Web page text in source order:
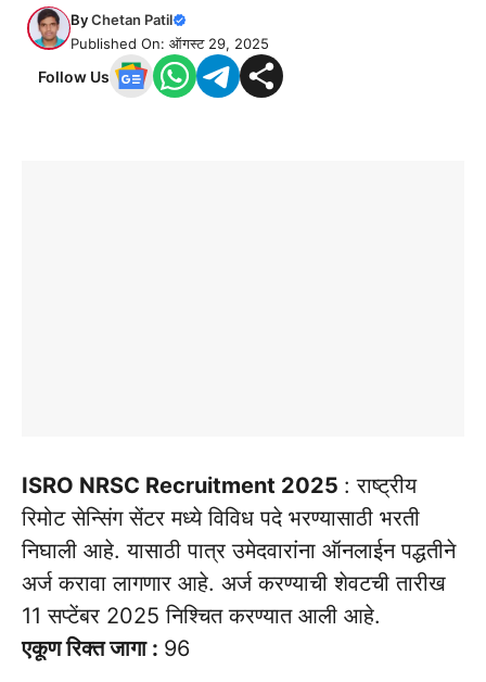
ByChetan Patil
Published On: ऑगस्ट 29, 2025
Follow Us
ISRO NRSC Recruitment 2025 : राष्ट्रीय
रिमोट सेन्सिंग सेंटर मध्ये विविध पदे भरण्यासाठी भरती
निघाली आहे. यासाठी पात्र उमेदवारांना ऑनलाईन पद्धतीने
अर्ज करावा लागणार आहे. अर्ज करण्याची शेवटची तारीख
11 सप्टेंबर 2025 निश्चित करण्यात आली आहे.
एकूण रिक्त जागा : 96